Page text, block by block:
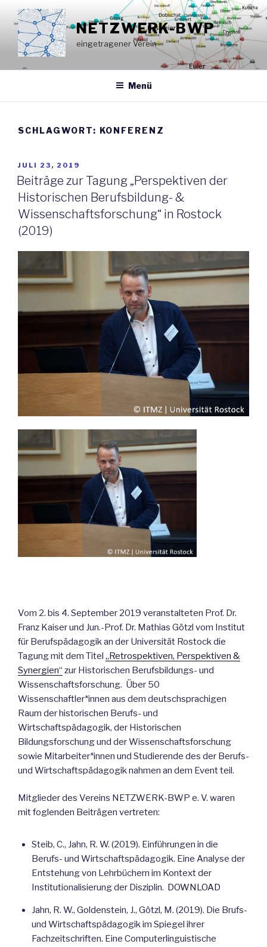
Inhalt
springen
NETZWERK-BWP
eingetragener Verein
Menü
SCHLAGWORT: KONFERENZ
VERÖFFENTLICHT
AM
JULI 23, 2019
Beiträge zur Tagung „Perspektiven der
Historischen Berufsbildung- &
Wissenschaftsforschung“ in Rostock
(2019)
Vom 2. bis 4. September 2019 veranstalteten Prof. Dr.
Franz Kaiser und Jun.-Prof. Dr. Mathias Götzl vom Institut
für Berufspädagogik an der Universität Rostock die
Tagung mit dem Titel „Retrospektiven, Perspektiven &
Synergien“ zur Historischen Berufsbildungs- und
Wissenschaftsforschung. Über 50
Wissenschaftler*innen aus dem deutschsprachigen
Raum der historischen Berufs- und
Wirtschaftspädagogik, der Historischen
Bildungsforschung und der Wissenschaftsforschung
sowie Mitarbeiter*innen und Studierende des der Berufs-
und Wirtschaftspädagogik nahmen an dem Event teil.
Mitglieder des Vereins NETZWERK-BWP e. V. waren
mit foglenden Beiträgen vertreten:
Steib, C., Jahn, R. W. (2019). Einführungen in die
Berufs- und Wirtschaftspädagogik. Eine Analyse der
Entstehung von Lehrbüchern im Kontext der
Institutionalisierung der Disziplin. DOWNLOAD
Jahn, R. W., Goldenstein, J., Götzl, M. (2019). Die Brufs-
und Wirtschaftspädagogik im Spiegel ihrer
Fachzeitschriften. Eine Computerlinguistische